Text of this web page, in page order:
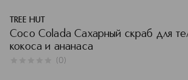
TREE HUT
Coco Colada Сахарный скраб для
кокоса и ананаса
(0)